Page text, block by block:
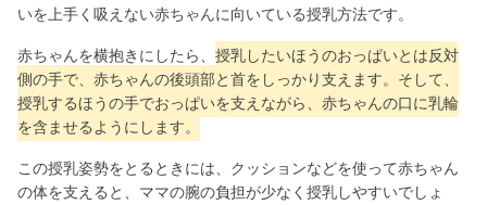
いを上手く吸えない赤ちゃんに向いている授乳方法です。
赤ちゃんを横抱きにしたら、 授乳したいほうのおっぱいとは反対
側の手で、赤ちゃんの後頭部と首をしっかり支えます。そして、
授乳するほうの手でおっぱいを支えながら、赤ちゃんの口に乳輪
を含ませるようにします。
この授乳姿勢をとるときには、クッションなどを使って赤ちゃん
の体を支えると、ママの腕の負担が少なく授乳しやすいでしょ